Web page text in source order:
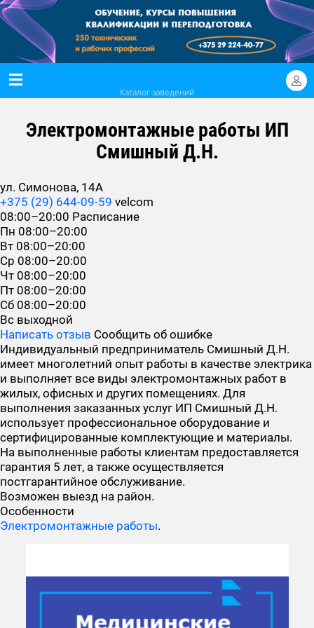
Каталог заведений
Электромонтажные работы ИП
Смишный Д.Н.
ул. Симонова, 14А
+375 (29) 644-09-59 velcom
08:00–20:00 Расписание
Пн 08:00–20:00
Вт 08:00–20:00
Ср 08:00–20:00
Чт 08:00–20:00
Пт 08:00–20:00
Сб 08:00–20:00
Вс выходной
Написать отзыв Сообщить об ошибке
Индивидуальный предприниматель Смишный Д.Н.
имеет многолетний опыт работы в качестве электрика
и выполняет все виды электромонтажных работ в
жилых, офисных и других помещениях. Для
выполнения заказанных услуг ИП Смишный Д.Н.
использует профессиональное оборудование и
сертифицированные комплектующие и материалы.
На выполненные работы клиентам предоставляется
гарантия 5 лет, а также осуществляется
постгарантийное обслуживание.
Возможен выезд на район.
Особенности
Электромонтажные работы.